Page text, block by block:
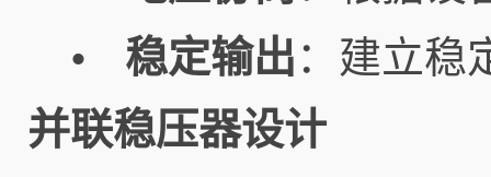
• 稳定输出 ：建立稳
并联稳压器设计